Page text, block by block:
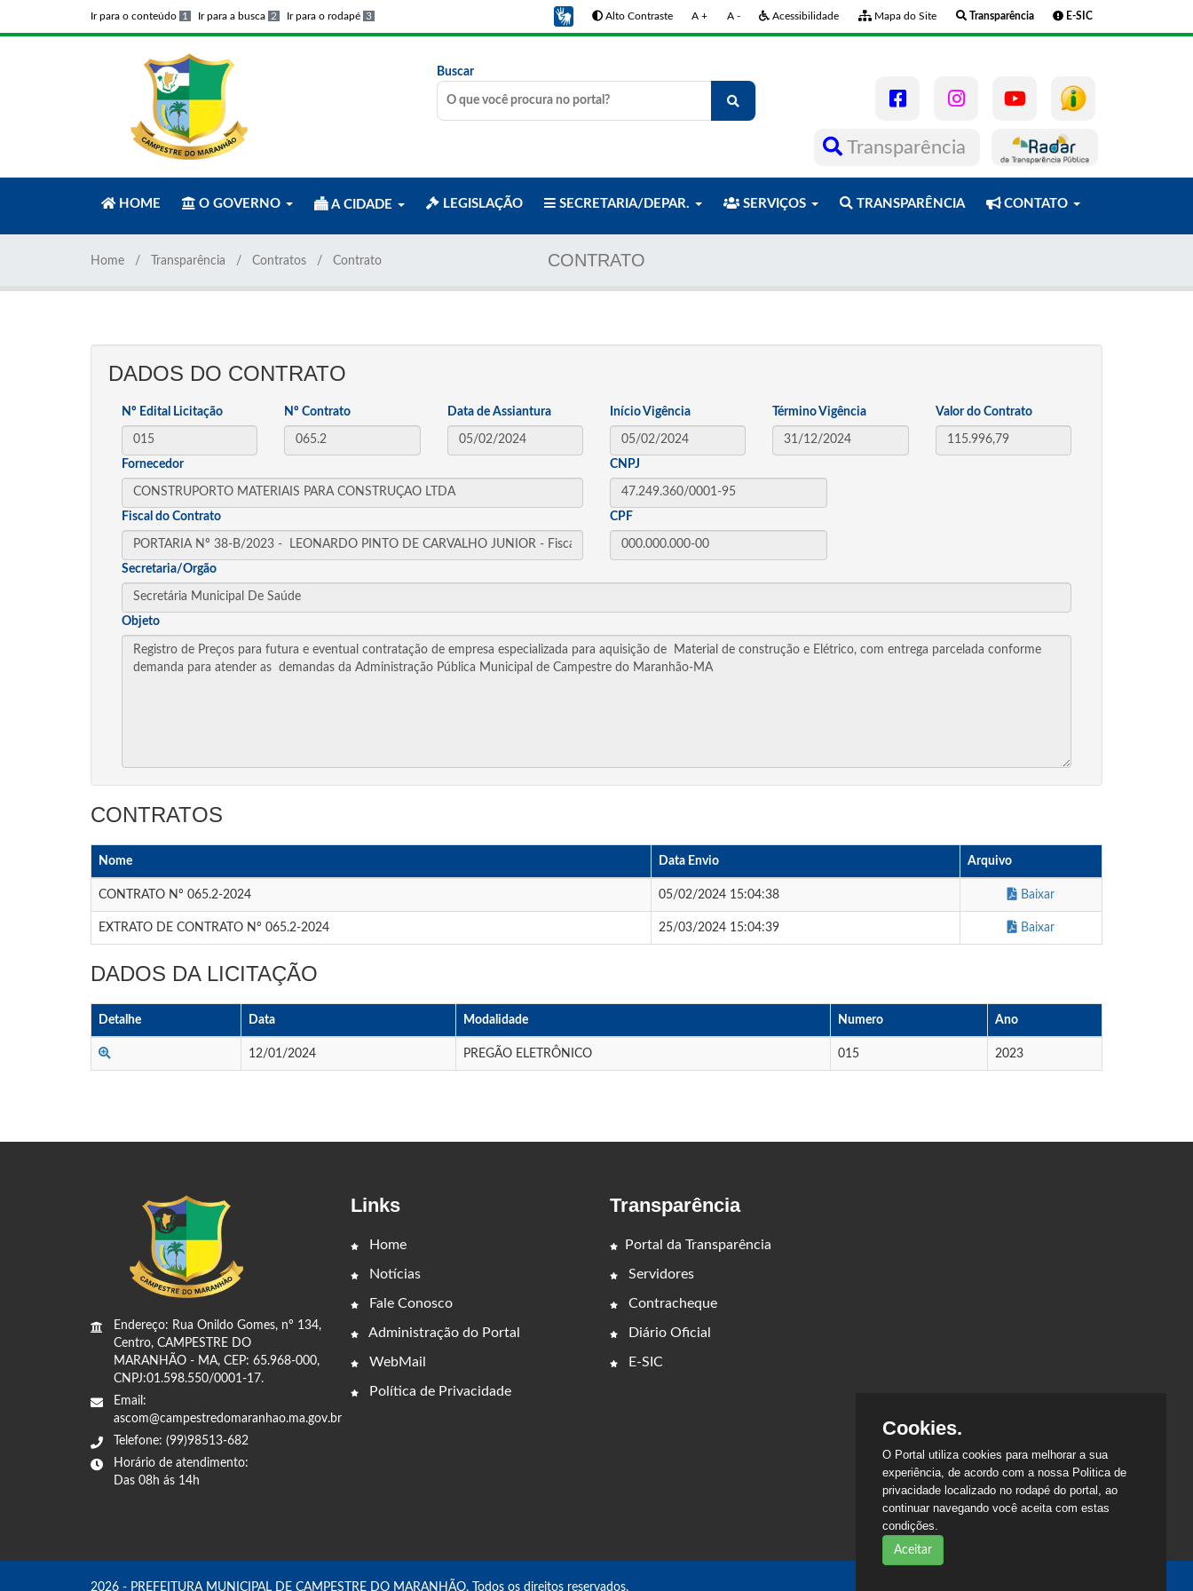
Ir para o conteúdo 1 Ir para a busca 2 Ir para o rodapé 3 Alto Contraste A + A - Acessibilidade Mapa do Site Transparência E-SIC
Buscar
Transparência
HOME O GOVERNO A CIDADE LEGISLAÇÃO SECRETARIA/DEPAR. SERVIÇOS TRANSPARÊNCIA CONTATO
CONTRATO
Home Transparência Contratos Contrato
DADOS DO CONTRATO
Nº Edital Licitação Nº Contrato Data de Assiantura Início Vigência Término Vigência Valor do Contrato
Fornecedor CNPJ
Fiscal do Contrato CPF
Secretaria/Orgão
Objeto
CONTRATOS
Nome Data Envio Arquivo
CONTRATO Nº 065.2-2024 05/02/2024 15:04:38 Baixar
EXTRATO DE CONTRATO Nº 065.2-2024 25/03/2024 15:04:39 Baixar
DADOS DA LICITAÇÃO
Detalhe Data Modalidade Numero Ano
12/01/2024 PREGÃO ELETRÔNICO 015 2023
Endereço: Rua Onildo Gomes, nº 134,
Centro, CAMPESTRE DO
MARANHÃO - MA, CEP: 65.968-000,
CNPJ:01.598.550/0001-17.
Email:
ascom@campestredomaranhao.ma.gov.br
Telefone: (99)98513-682
Horário de atendimento:
Das 08h ás 14h
Links
Home
Notícias
Fale Conosco
Administração do Portal
WebMail
Política de Privacidade
Transparência
Portal da Transparência
Servidores
Contracheque
Diário Oficial
E-SIC
Cookies.
O Portal utiliza cookies para melhorar a sua
experiência, de acordo com a nossa Politica de
privacidade localizado no rodapé do portal, ao
continuar navegando você aceita com estas
condições.
Aceitar
2026 - PREFEITURA MUNICIPAL DE CAMPESTRE DO MARANHÃO. Todos os direitos reservados.